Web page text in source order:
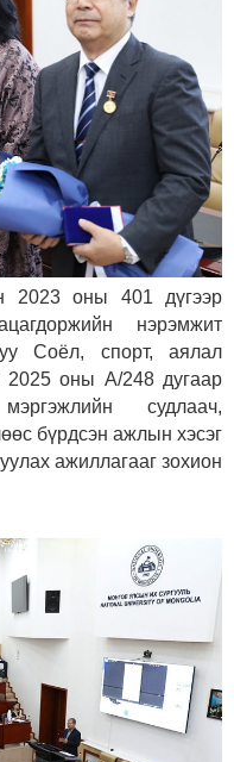
2023 оны 401 дүгээр
нэрэмжит
Соёл, спорт, аялал
2025 оны А/248 дугаар
судлаач,
бүрдсэн ажлын хэсэг
ажиллагааг зохион